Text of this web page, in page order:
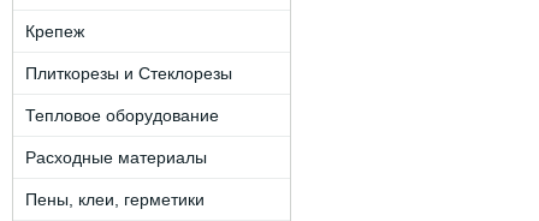
Крепеж
Плиткорезы и Стеклорезы
Тепловое оборудование
Расходные материалы
Пены, клеи, герметики